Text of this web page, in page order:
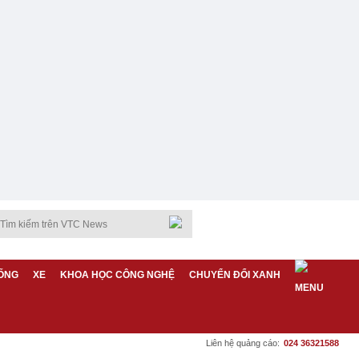
XE KHOA HỌC CÔNG NGHỆ CHUYỂN ĐỔI XANH
Liên hệ quảng cáo: 024 36321588